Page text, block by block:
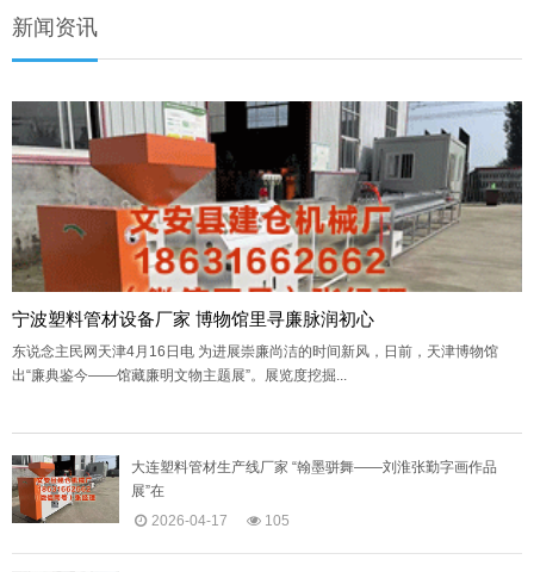
新闻资讯
宁波塑料管材设备厂家 博物馆里寻廉脉润初心
东说念主民网天津4月16日电 为进展崇廉尚洁的时间新风，日前，天津博物馆
出“廉典鉴今——馆藏廉明文物主题展”。展览度挖掘...
大连塑料管材生产线厂家 “翰墨骈舞——刘淮张勤字画作品
展”在
2026-04-17
105